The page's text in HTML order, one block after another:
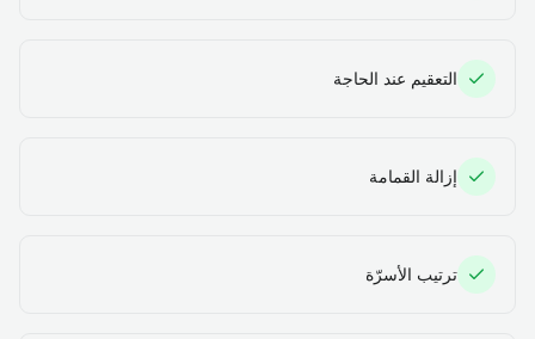
التعقيم عند الحاجة
إزالة القمامة
ترتيب الأسرّة